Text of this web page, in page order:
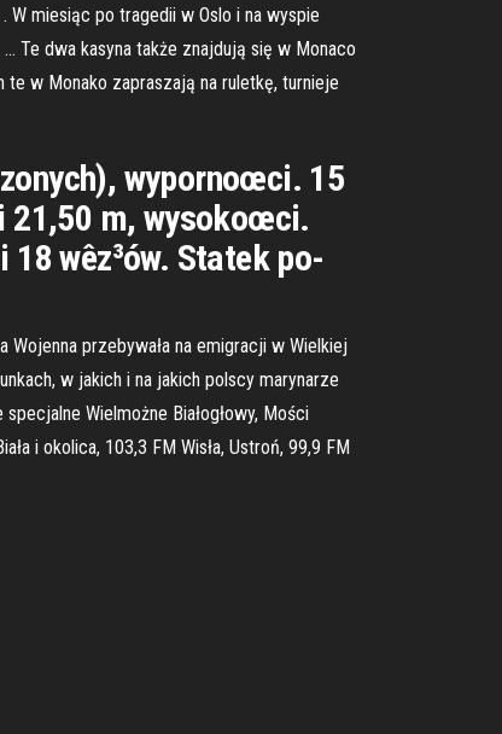
miesiąc po tragedii w Oslo i na wyspie
Te dwa kasyna także znajdują się w Monaco
w Monako zapraszają na ruletkę, turnieje
wypornoœci. 15
m, wysokoœci.
wêz³ów. Statek po-
przebywała na emigracji w Wielkiej
w jakich i na jakich polscy marynarze
Wielmożne Białogłowy, Mości
i okolica, 103,3 FM Wisła, Ustroń, 99,9 FM